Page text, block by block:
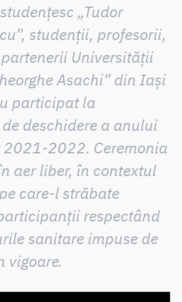
„Tudor
studenții, profesorii,
Universității
Asachi” din Iași
participat la
deschidere a anului
2021-2022. Ceremonia
aer liber, în contextul
care-l străbate
respectând
sanitare impuse de
vigoare.